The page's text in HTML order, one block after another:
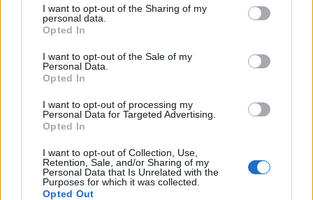
I want to opt-out of the Sharing of my
personal data.
Opted In
I want to opt-out of the Sale of my
Personal Data.
Opted In
I want to opt-out of processing my
Personal Data for Targeted Advertising.
Opted In
I want to opt-out of Collection, Use,
Retention, Sale, and/or Sharing of my
Personal Data that Is Unrelated with the
Purposes for which it was collected.
Opted Out
Белият дом спира проекти за
възобновяема енергия в САЩ
07.08.2026 / 18:00